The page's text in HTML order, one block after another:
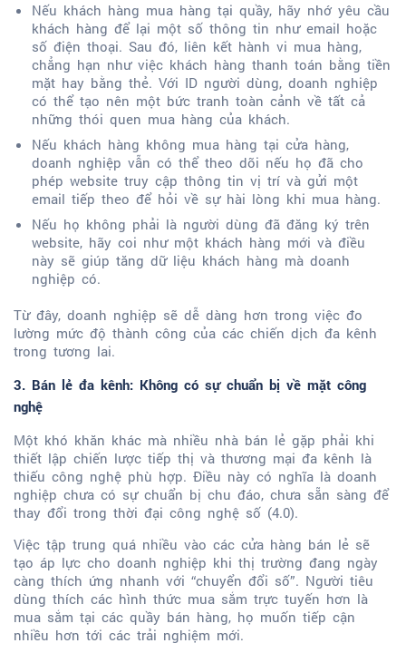
Nếu khách hàng mua hàng tại quầy, hãy nhớ yêu cầu
khách hàng để lại một số thông tin như email hoặc
số điện thoại. Sau đó, liên kết hành vi mua hàng,
chẳng hạn như việc khách hàng thanh toán bằng tiền
mặt hay bằng thẻ. Với ID người dùng, doanh nghiệp
có thể tạo nên một bức tranh toàn cảnh về tất cả
những thói quen mua hàng của khách.
Nếu khách hàng không mua hàng tại cửa hàng,
doanh nghiệp vẫn có thể theo dõi nếu họ đã cho
phép website truy cập thông tin vị trí và gửi một
email tiếp theo để hỏi về sự hài lòng khi mua hàng.
Nếu họ không phải là người dùng đã đăng ký trên
website, hãy coi như một khách hàng mới và điều
này sẽ giúp tăng dữ liệu khách hàng mà doanh
nghiệp có.
Từ đây, doanh nghiệp sẽ dễ dàng hơn trong việc đo
lường mức độ thành công của các chiến dịch đa kênh
trong tương lai.
3. Bán lẻ đa kênh: Không có sự chuẩn bị về mặt công
nghệ
Một khó khăn khác mà nhiều nhà bán lẻ gặp phải khi
thiết lập chiến lược tiếp thị và thương mại đa kênh là
thiếu công nghệ phù hợp. Điều này có nghĩa là doanh
nghiệp chưa có sự chuẩn bị chu đáo, chưa sẵn sàng để
thay đổi trong thời đại công nghệ số (4.0).
Việc tập trung quá nhiều vào các cửa hàng bán lẻ sẽ
tạo áp lực cho doanh nghiệp khi thị trường đang ngày
càng thích ứng nhanh với “chuyển đổi số”. Người tiêu
dùng thích các hình thức mua sắm trực tuyến hơn là
mua sắm tại các quầy bán hàng, họ muốn tiếp cận
nhiều hơn tới các trải nghiệm mới.